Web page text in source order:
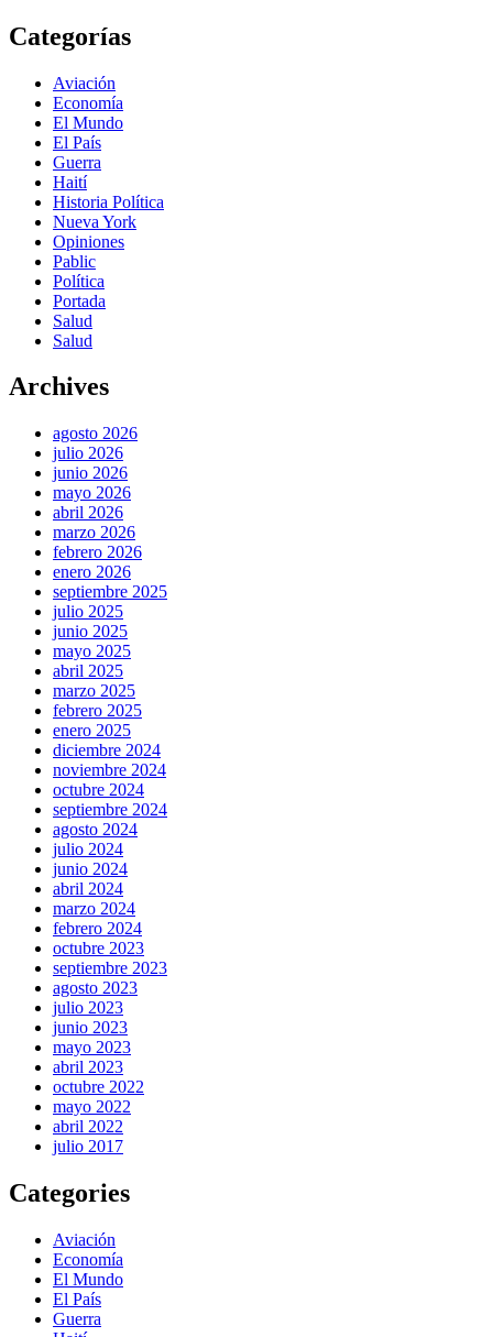
Categorías
Aviación
Economía
El Mundo
El País
Guerra
Haití
Historia Política
Nueva York
Opiniones
Pablic
Política
Portada
Salud
Salud
Archives
agosto 2026
julio 2026
junio 2026
mayo 2026
abril 2026
marzo 2026
febrero 2026
enero 2026
septiembre 2025
julio 2025
junio 2025
mayo 2025
abril 2025
marzo 2025
febrero 2025
enero 2025
diciembre 2024
noviembre 2024
octubre 2024
septiembre 2024
agosto 2024
julio 2024
junio 2024
abril 2024
marzo 2024
febrero 2024
octubre 2023
septiembre 2023
agosto 2023
julio 2023
junio 2023
mayo 2023
abril 2023
octubre 2022
mayo 2022
abril 2022
julio 2017
Categories
Aviación
Economía
El Mundo
El País
Guerra